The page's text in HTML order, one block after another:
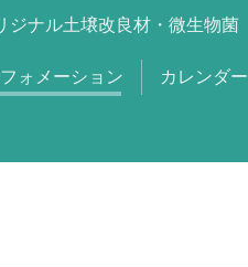
ジナル土壌改良材・微生物菌
ォメーション カレンダー